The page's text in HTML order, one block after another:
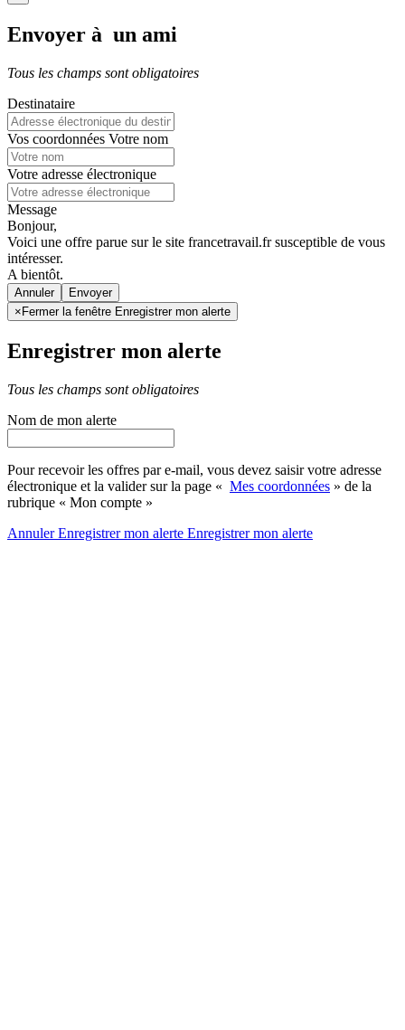
Envoyer à un ami
Tous les champs sont obligatoires
Destinataire
Vos coordonnées Votre nom
Votre adresse électronique
Message
Bonjour,
Voici une offre parue sur le site francetravail.fr susceptible de vous
intéresser.
A bientôt.
Annuler
× Fermer la fenêtre Enregistrer mon alerte
Enregistrer mon alerte
Tous les champs sont obligatoires
Nom de mon alerte
Pour recevoir les offres par e-mail, vous devez saisir votre adresse
électronique et la valider sur la page « Mes coordonnées » de la
rubrique « Mon compte »
AnnulerEnregistrer mon alerte Enregistrermon alerte